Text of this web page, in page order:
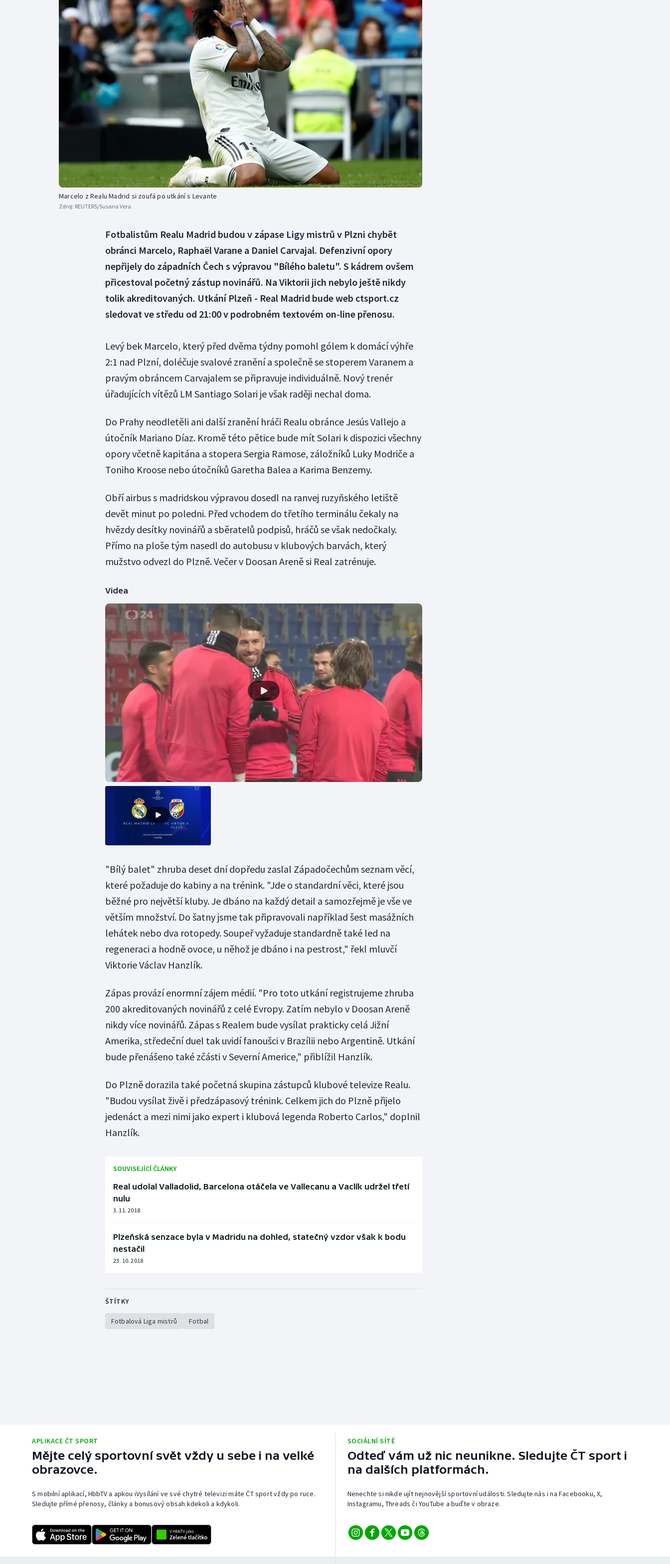
Curling
Dostihy
Florbal
Futsal
Gymnastika
Moderní pětiboj
Motorsport
Olympijské hry
Parasport
Plavání
Plážový volejbal
Triatlon
Veslování
Vodní slalom
Volejbal
Ostatní
Marcelo z Realu Madrid si zoufá po utkání s Levante
Zdroj: REUTERS/Susana Vera
Fotbalistům Realu Madrid budou v zápase Ligy mistrů v Plzni chybět
obránci Marcelo, Raphaël Varane a Daniel Carvajal. Defenzivní opory
nepřijely do západních Čech s výpravou "Bílého baletu". S kádrem ovšem
přicestoval početný zástup novinářů. Na Viktorii jich nebylo ještě nikdy
tolik akreditovaných. Utkání Plzeň - Real Madrid bude web ctsport.cz
sledovat ve středu od 21:00 v podrobném textovém on-line přenosu.
Levý bek Marcelo, který před dvěma týdny pomohl gólem k domácí výhře
2:1 nad Plzní, doléčuje svalové zranění a společně se stoperem Varanem a
pravým obráncem Carvajalem se připravuje individuálně. Nový trenér
úřadujících vítězů LM Santiago Solari je však raději nechal doma.
Do Prahy neodletěli ani další zranění hráči Realu obránce Jesús Vallejo a
útočník Mariano Díaz. Kromě této pětice bude mít Solari k dispozici všechny
opory včetně kapitána a stopera Sergia Ramose, záložníků Luky Modriče a
Toniho Kroose nebo útočníků Garetha Balea a Karima Benzemy.
Obří airbus s madridskou výpravou dosedl na ranvej ruzyňského letiště
devět minut po poledni. Před vchodem do třetího terminálu čekaly na
hvězdy desítky novinářů a sběratelů podpisů, hráčů se však nedočkaly.
Přímo na ploše tým nasedl do autobusu v klubových barvách, který
mužstvo odvezl do Plzně. Večer v Doosan Areně si Real zatrénuje.
Videa
"Bílý balet" zhruba deset dní dopředu zaslal Západočechům seznam věcí,
které požaduje do kabiny a na trénink. "Jde o standardní věci, které jsou
běžné pro největší kluby. Je dbáno na každý detail a samozřejmě je vše ve
větším množství. Do šatny jsme tak připravovali například šest masážních
lehátek nebo dva rotopedy. Soupeř vyžaduje standardně také led na
regeneraci a hodně ovoce, u něhož je dbáno i na pestrost," řekl mluvčí
Viktorie Václav Hanzlík.
Zápas provází enormní zájem médií. "Pro toto utkání registrujeme zhruba
200 akreditovaných novinářů z celé Evropy. Zatím nebylo v Doosan Areně
nikdy více novinářů. Zápas s Realem bude vysílat prakticky celá Jižní
Amerika, středeční duel tak uvidí fanoušci v Brazílii nebo Argentině. Utkání
bude přenášeno také zčásti v Severní Americe," přiblížil Hanzlík.
Do Plzně dorazila také početná skupina zástupců klubové televize Realu.
"Budou vysílat živě i předzápasový trénink. Celkem jich do Plzně přijelo
jedenáct a mezi nimi jako expert i klubová legenda Roberto Carlos," doplnil
Hanzlík.
SOUVISEJÍCÍ ČLÁNKY
Real udolal Valladolid, Barcelona otáčela ve Vallecanu a Vaclík udržel třetí
nulu
3. 11. 2018
Plzeňská senzace byla v Madridu na dohled, statečný vzdor však k bodu
nestačil
23. 10. 2018
ŠTÍTKY
Fotbalová Liga mistrů Fotbal
APLIKACE ČT SPORT
Mějte celý sportovní svět vždy u sebe i na velké
obrazovce.
S mobilní aplikací, HbbTV a apkou iVysílání ve své chytré televizi máte ČT sport vždy po ruce.
Sledujte přímé přenosy, články a bonusový obsah kdekoli a kdykoli.
SOCIÁLNÍ SÍTĚ
Odteď vám už nic neunikne. Sledujte ČT sport i
na dalších platformách.
Nenechte si nikde ujít nejnovější sportovní události. Sledujte nás i na Facebooku, X,
Instagramu, Threads či YouTube a buďte v obraze.